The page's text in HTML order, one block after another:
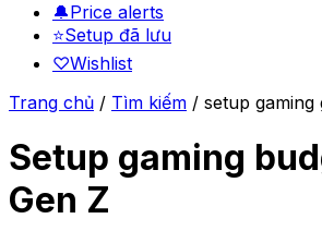
🔔Price alerts
⭐Setup đã lưu
♡Wishlist
Trang chủ / Tìm kiếm / setup gaming
Setup gaming
Gen Z